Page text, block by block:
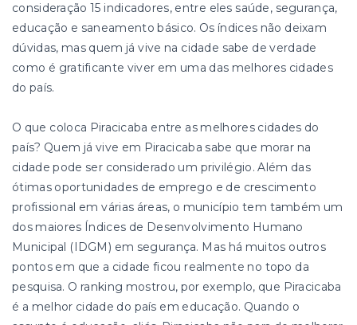
consideração 15 indicadores, entre eles saúde, segurança,
educação e saneamento básico. Os índices não deixam
dúvidas, mas quem já vive na cidade sabe de verdade
como é gratificante viver em uma das melhores cidades
do país.
O que coloca Piracicaba entre as melhores cidades do
país? Quem já vive em Piracicaba sabe que morar na
cidade pode ser considerado um privilégio. Além das
ótimas oportunidades de emprego e de crescimento
profissional em várias áreas, o município tem também um
dos maiores Índices de Desenvolvimento Humano
Municipal (IDGM) em segurança. Mas há muitos outros
pontos em que a cidade ficou realmente no topo da
pesquisa. O ranking mostrou, por exemplo, que Piracicaba
é a melhor cidade do país em educação. Quando o